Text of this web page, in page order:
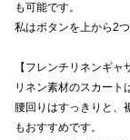
も可能です。
私はボタンを上から2
【フレンチリネンギャ
リネン素材のスカート
腰回りはすっきりと、
もおすすめです。